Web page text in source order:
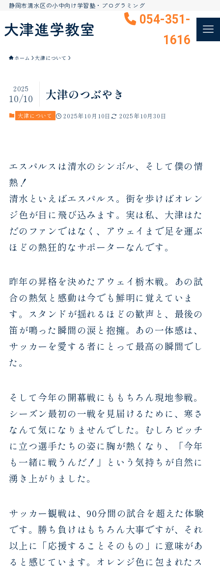
静岡市清水区の小中向け学習塾・プログラミング
054-351-
1616
ホーム 大津について
大津のつぶやき
2025
10/10
大津について 2025年10月10日 2025年10月30日
エスパルスは清水のシンボル、そして僕の情
熱！
清水といえばエスパルス。街を歩けばオレン
ジ色が目に飛び込みます。実は私、大津はた
だのファンではなく、アウェイまで足を運ぶ
ほどの熱狂的なサポーターなんです。
昨年の昇格を決めたアウェイ栃木戦。あの試
合の熱気と感動は今でも鮮明に覚えていま
す。スタンドが揺れるほどの歓声と、最後の
笛が鳴った瞬間の涙と抱擁。あの一体感は、
サッカーを愛する者にとって最高の瞬間でし
た。
そして今年の開幕戦にももちろん現地参戦。
シーズン最初の一戦を見届けるために、寒さ
なんて気になりませんでした。むしろピッチ
に立つ選手たちの姿に胸が熱くなり、「今年
も一緒に戦うんだ！」という気持ちが自然に
湧き上がりました。
サッカー観戦は、90分間の試合を超えた体験
です。勝ち負けはもちろん大事ですが、それ
以上に「応援することそのもの」に意味があ
ると感じています。オレンジ色に包まれたス